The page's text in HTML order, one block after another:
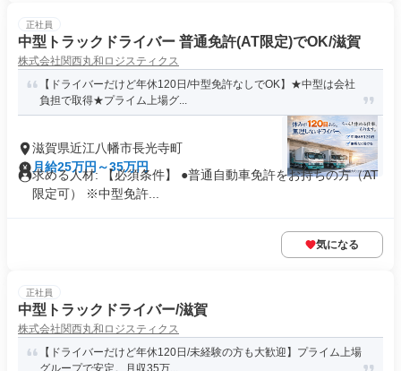
正社員
中型トラックドライバー 普通免許(AT限定)でOK/滋賀
株式会社関西丸和ロジスティクス
【ドライバーだけど年休120日/中型免許なしでOK】★中型は会社
負担で取得★プライム上場グ...
滋賀県近江八幡市長光寺町
月給25万円～35万円
求める人材: 【必須条件】 ●普通自動車免許をお持ちの方（AT
限定可） ※中型免許...
気になる
正社員
中型トラックドライバー/滋賀
株式会社関西丸和ロジスティクス
【ドライバーだけど年休120日/未経験の方も大歓迎】プライム上場
グループで安定。月収35万...